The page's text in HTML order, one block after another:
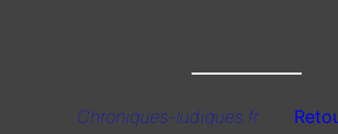
Chroniques-ludiques.fr